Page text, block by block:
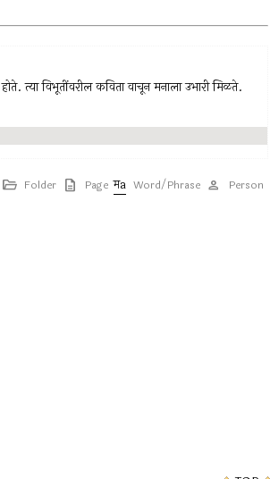
त्या विभूतींवरील कविता वाचून मनाला उभारी मिळते.
Folder Page Word/Phrase Person